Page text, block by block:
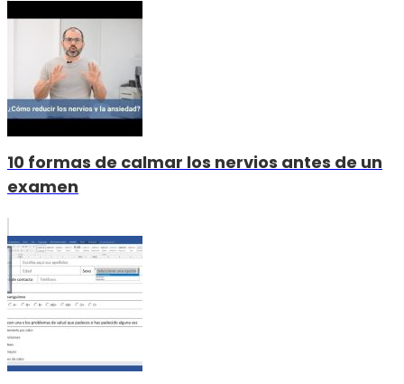
10 formas de calmar los nervios antes de un
examen